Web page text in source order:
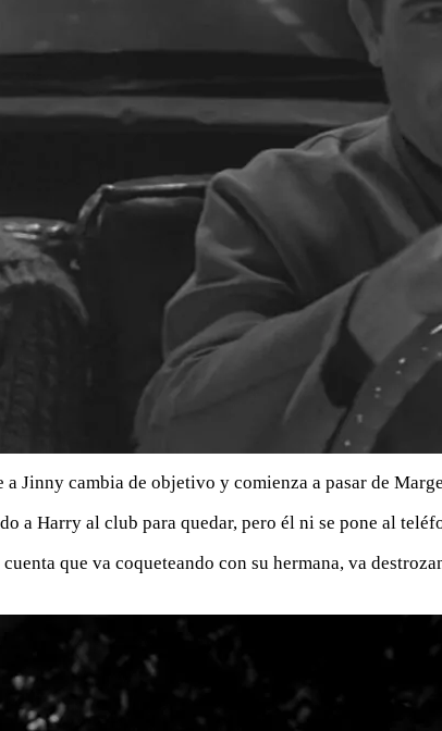
Jinny cambia de objetivo y comienza a pasar de
a Harry al club para quedar, pero él ni se pone al
que va coqueteando con su hermana, va